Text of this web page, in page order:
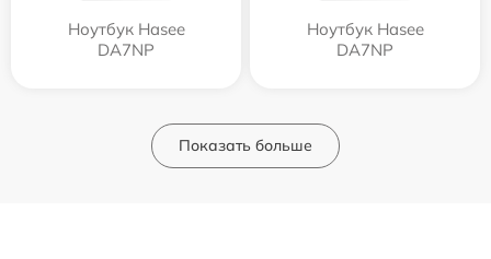
Ноутбук Hasee
DA7NP
Ноутбук Hasee
DA7NP
Показать больше